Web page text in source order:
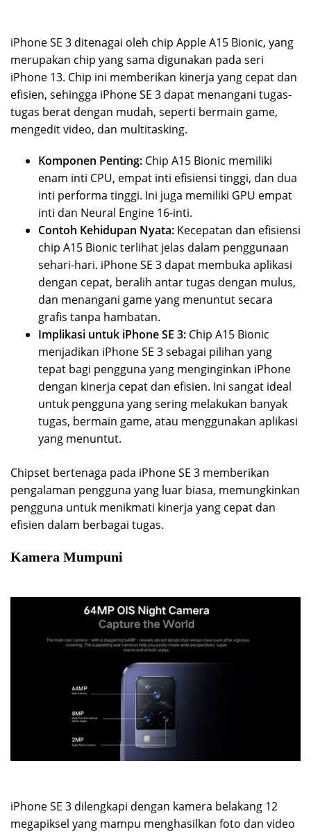
iPhone SE 3 ditenagai oleh chip Apple A15 Bionic, yang
merupakan chip yang sama digunakan pada seri
iPhone 13. Chip ini memberikan kinerja yang cepat dan
efisien, sehingga iPhone SE 3 dapat menangani tugas-
tugas berat dengan mudah, seperti bermain game,
mengedit video, dan multitasking.
Komponen Penting: Chip A15 Bionic memiliki
enam inti CPU, empat inti efisiensi tinggi, dan dua
inti performa tinggi. Ini juga memiliki GPU empat
inti dan Neural Engine 16-inti.
Contoh Kehidupan Nyata: Kecepatan dan efisiensi
chip A15 Bionic terlihat jelas dalam penggunaan
sehari-hari. iPhone SE 3 dapat membuka aplikasi
dengan cepat, beralih antar tugas dengan mulus,
dan menangani game yang menuntut secara
grafis tanpa hambatan.
Implikasi untuk iPhone SE 3: Chip A15 Bionic
menjadikan iPhone SE 3 sebagai pilihan yang
tepat bagi pengguna yang menginginkan iPhone
dengan kinerja cepat dan efisien. Ini sangat ideal
untuk pengguna yang sering melakukan banyak
tugas, bermain game, atau menggunakan aplikasi
yang menuntut.
Chipset bertenaga pada iPhone SE 3 memberikan
pengalaman pengguna yang luar biasa, memungkinkan
pengguna untuk menikmati kinerja yang cepat dan
efisien dalam berbagai tugas.
Kamera Mumpuni
iPhone SE 3 dilengkapi dengan kamera belakang 12
megapiksel yang mampu menghasilkan foto dan video